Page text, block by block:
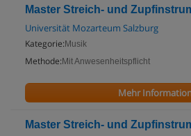
Master Streich- und
Universität Mozarteum Salzburg
Kategorie: Musik
Methode: Mit Anwesenheitspflicht
Mehr
Master Streich- und